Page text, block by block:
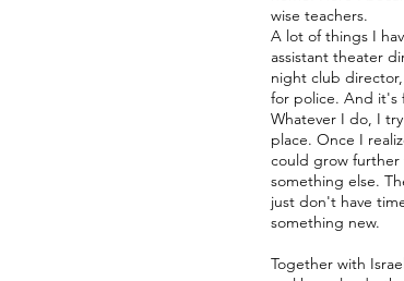
wise teachers.
A lot of things I
assistant theater
night club
for police. And it's
Whatever I do, I
place. Once I
could grow
something else.
just don't have
something new.
Together with